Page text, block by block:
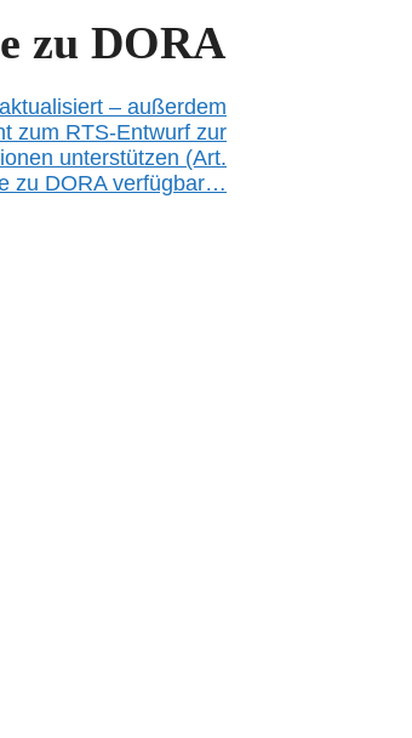
zu DORA
aktualisiert – außerdem
zum RTS-Entwurf zur
unterstützen (Art.
zu DORA verfügbar…